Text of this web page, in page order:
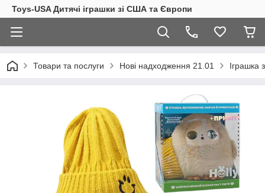
Toys-USA Дитячі іграшки зі США та Європи
Товари та послуги Нові надходження 21.01 Іграшка